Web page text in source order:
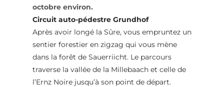
octobre environ.
Circuit auto-pédestre Grundhof
Après avoir longé la Sûre, vous empruntez un
sentier forestier en zigzag qui vous mène
dans la forêt de Sauerriicht. Le parcours
traverse la vallée de la Millebaach et celle de
l’Ernz Noire jusqu’à son point de départ.